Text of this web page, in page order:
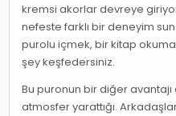
kremsi akorlar devreye
nefeste farklı bir deneyim
purolu içmek, bir kitap
şey keşfedersiniz.
Bu puronun bir diğer
atmosfer yarattığı.